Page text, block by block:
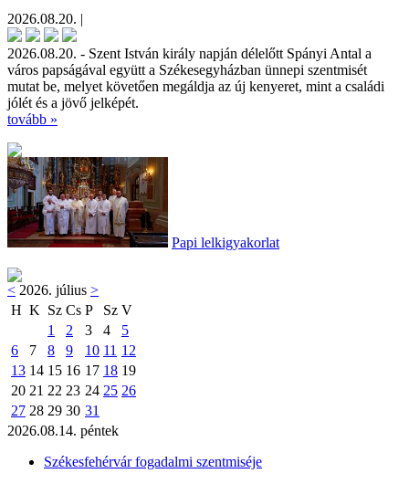
2026.08.20. |
2026.08.20. - Szent István király napján délelőtt Spányi Antal a
város papságával együtt a Székesegyházban ünnepi szentmisét
mutat be, melyet követően megáldja az új kenyeret, mint a családi
jólét és a jövő jelképét.
tovább »
Papi lelkigyakorlat
< 2026. július >
H K Sz Cs P Sz V
1
2 3 4
5
6
7 8 9 10 11 12
13 14 15 16 17 18 19
20 21 22 23 24 25 26
27 28 29 30 31
2026.08.14. péntek
Székesfehérvár fogadalmi szentmiséje